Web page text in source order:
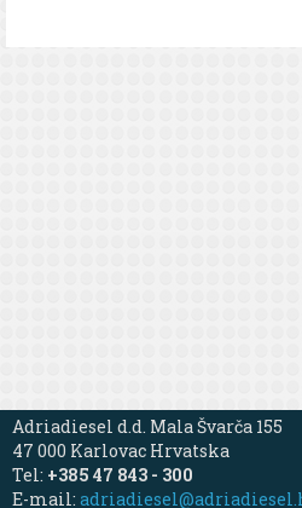
Adriadiesel d.d. Mala Švarča 155
47 000 Karlovac Hrvatska
Tel: +385 47 843 - 300
E-mail: